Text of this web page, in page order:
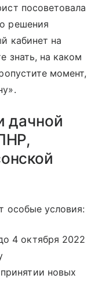
посоветовала
решения
кабинет на
знать, на каком
момент,
дачной
особые условия:
4 октября 2022
новых